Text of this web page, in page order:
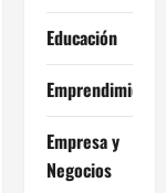
Educación
Emprendimiento
Empresa y
Negocios